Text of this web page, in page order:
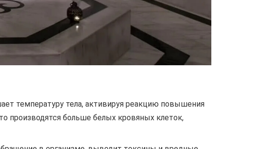
температуру тела, активируя реакцию повышения
производятся больше белых кровяных клеток,